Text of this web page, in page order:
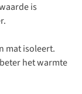
is
mat isoleert.
het warmte